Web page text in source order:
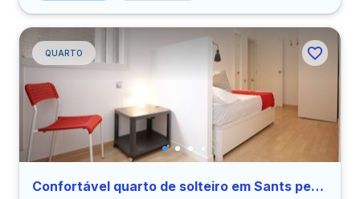
QUARTO
Confortável quarto de solteiro em Sants perto de UPC